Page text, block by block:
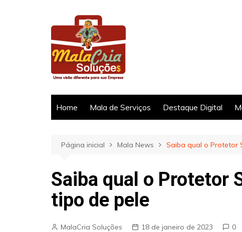
Home Mala de Serviços Destaque Digital
Página inicial Mala News Saiba qual o Protetor
Saiba qual o Protetor
tipo de pele
MalaCria Soluções 18 de janeiro de 2023 0